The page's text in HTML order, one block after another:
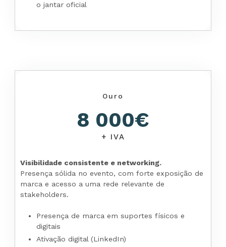
o jantar oficial
Ouro
8 000€
+ IVA
Visibilidade consistente e networking.
Presença sólida no evento, com forte exposição de
marca e acesso a uma rede relevante de
stakeholders.
Presença de marca em suportes físicos e
digitais
Ativação digital (LinkedIn)